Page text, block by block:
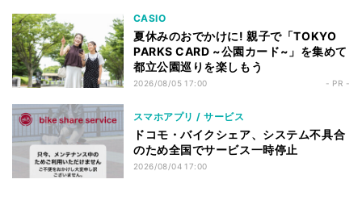
CASIO
夏休みのおでかけに! 親子で「TOKYO
PARKS CARD ~公園カード~」を集めて
都立公園巡りを楽しもう
2026/08/05 17:00 - PR -
スマホアプリ / サービス
ドコモ・バイクシェア、システム不具合
のため全国でサービス一時停止
2026/08/04 17:00